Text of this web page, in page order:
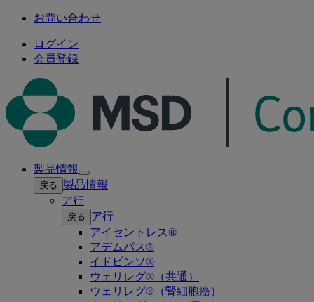
お問い合わせ
ログイン
会員登録
製品情報
Open
submenu
戻る 製品情報
ア行
戻る
ア行
アイセントレス®
アデムパス®
イドビンソ®
ウェリレグ®（共通）
ウェリレグ®（腎細胞癌）